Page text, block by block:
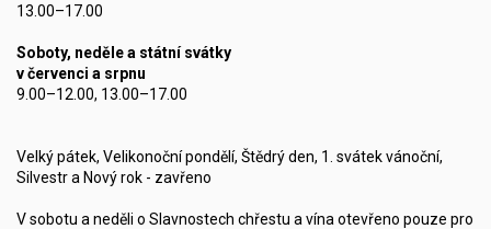
13.00–17.00
Soboty, neděle a státní svátky
v červenci a srpnu
9.00–12.00, 13.00–17.00
Velký pátek, Velikonoční pondělí, Štědrý den, 1. svátek vánoční,
Silvestr a Nový rok - zavřeno
V sobotu a neděli o Slavnostech chřestu a vína otevřeno pouze pro